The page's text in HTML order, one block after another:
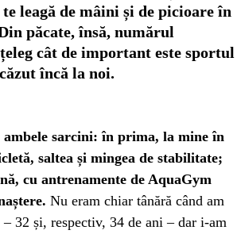
te leagă de mâini și de picioare în
păcate, însă, numărul
cât de important este sportul
încă la noi.
sarcini: în prima, la mine în
saltea și mingea de stabilitate;
cu antrenamente de AquaGym
Nu eram chiar tânără când am
32 și, respectiv, 34 de ani – dar i-am